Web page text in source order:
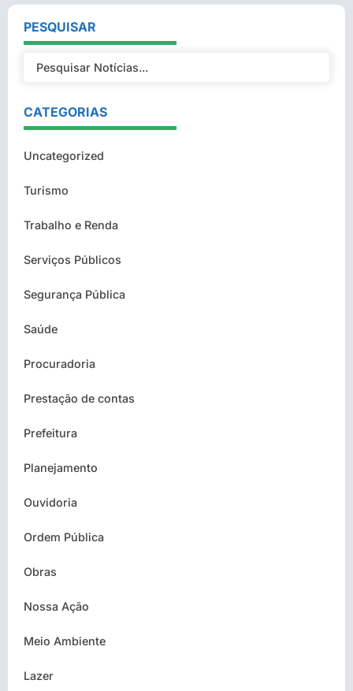
PESQUISAR
CATEGORIAS
Uncategorized
Turismo
Trabalho e Renda
Serviços Públicos
Segurança Pública
Saúde
Procuradoria
Prestação de contas
Prefeitura
Planejamento
Ouvidoria
Ordem Pública
Obras
Nossa Ação
Meio Ambiente
Lazer